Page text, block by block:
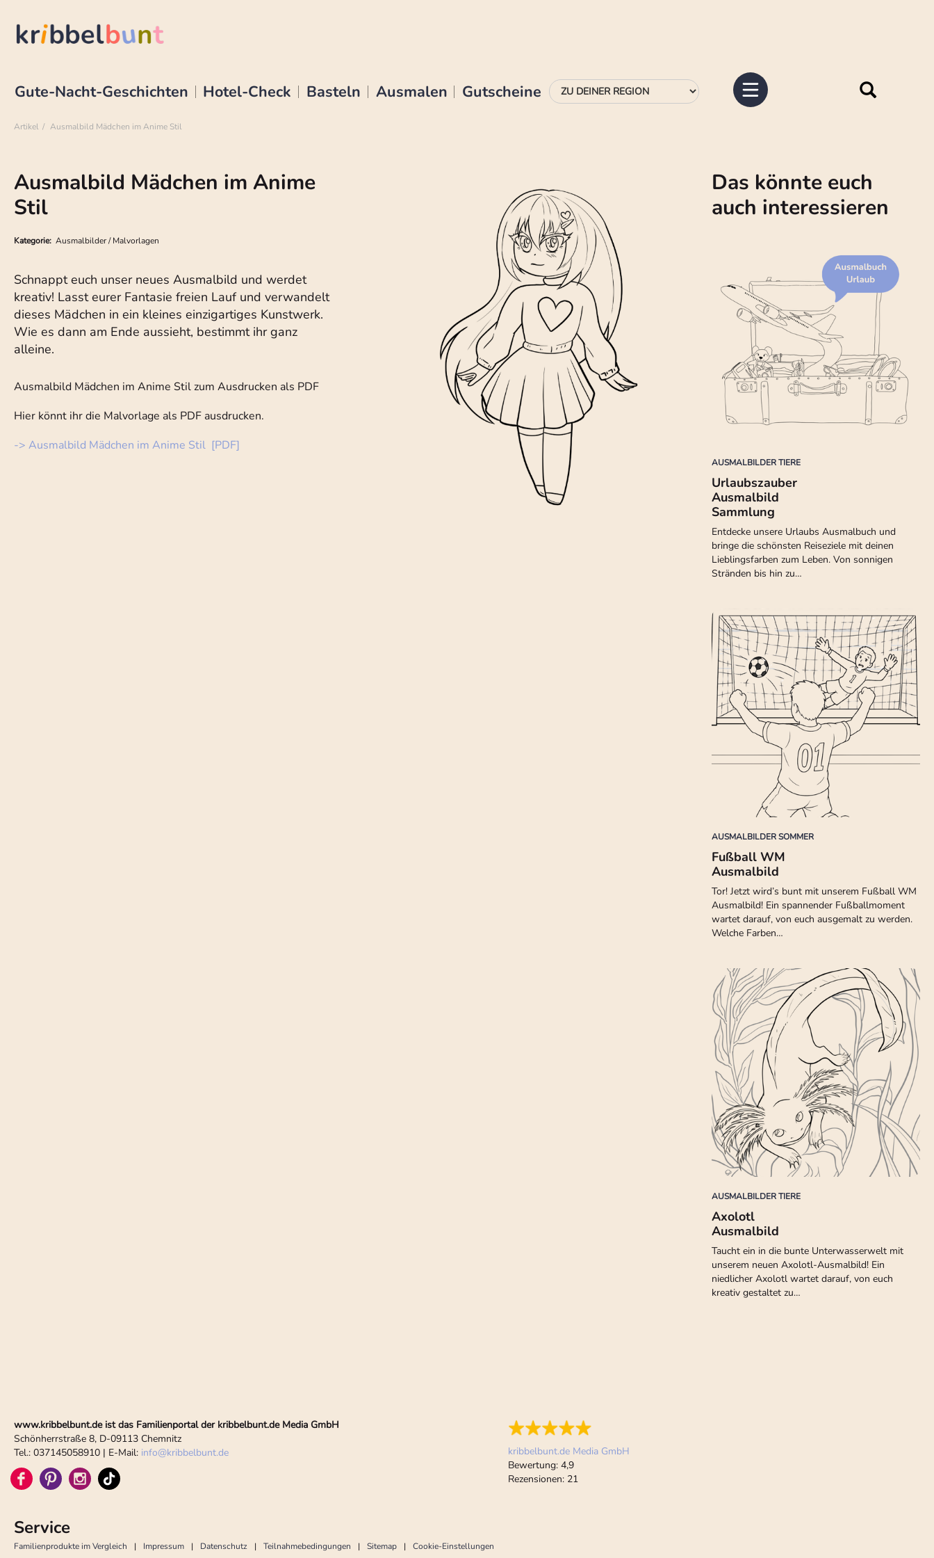
Gute-Nacht-Geschichten Hotel-Check Basteln Ausmalen Gutscheine
Artikel Ausmalbild Mädchen im Anime Stil
Ausmalbild Mädchen im Anime
Stil
Kategorie: Ausmalbilder / Malvorlagen
Schnappt euch unser neues Ausmalbild und werdet
kreativ! Lasst eurer Fantasie freien Lauf und verwandelt
dieses Mädchen in ein kleines einzigartiges Kunstwerk.
Wie es dann am Ende aussieht, bestimmt ihr ganz
alleine.
Ausmalbild Mädchen im Anime Stil zum Ausdrucken als PDF
Hier könnt ihr die Malvorlage als PDF ausdrucken.
-> Ausmalbild Mädchen im Anime Stil [PDF]
Das könnte euch
auch interessieren
AUSMALBILDER TIERE
Urlaubszauber
Ausmalbild
Sammlung
Entdecke unsere Urlaubs Ausmalbuch und
bringe die schönsten Reiseziele mit deinen
Lieblingsfarben zum Leben. Von sonnigen
Stränden bis hin zu…
AUSMALBILDER SOMMER
Fußball WM
Ausmalbild
Tor! Jetzt wird’s bunt mit unserem Fußball WM
Ausmalbild! Ein spannender Fußballmoment
wartet darauf, von euch ausgemalt zu werden.
Welche Farben…
AUSMALBILDER TIERE
Axolotl
Ausmalbild
Taucht ein in die bunte Unterwasserwelt mit
unserem neuen Axolotl-Ausmalbild! Ein
niedlicher Axolotl wartet darauf, von euch
kreativ gestaltet zu…
www.kribbelbunt.de ist das Familienportal der kribbelbunt.de Media GmbH
Schönherrstraße 8, D-09113 Chemnitz
Tel.: 037145058910 | E-Mail: info@kribbelbunt.de
Service
Familienprodukte im Vergleich Impressum Datenschutz Teilnahmebedingungen Sitemap Cookie-Einstellungen
kribbelbunt.de Media GmbH
Bewertung: 4,9
Rezensionen: 21